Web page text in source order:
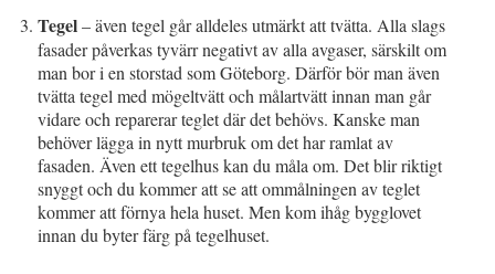
Tegel– även tegel går alldeles utmärkt att tvätta. Alla slags
fasader påverkas tyvärr negativt av alla avgaser, särskilt om
man bor i en storstad som Göteborg. Därför bör man även
tvätta tegel med mögeltvätt och målartvätt innan man går
vidare och reparerar teglet där det behövs. Kanske man
behöver lägga in nytt murbruk om det har ramlat av
fasaden. Även ett tegelhus kan du måla om. Det blir riktigt
snyggt och du kommer att se att ommålningen av teglet
kommer att förnya hela huset. Men kom ihåg bygglovet
innan du byter färg på tegelhuset.